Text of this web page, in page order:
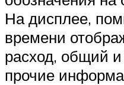
На дисплее,
времени
расход, общий
прочие